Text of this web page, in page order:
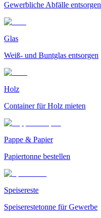
Gewerbliche Abfälle entsorgen
Glas
Weiß- und Buntglas entsorgen
Holz
Container für Holz mieten
Pappe & Papier
Papiertonne bestellen
Speisereste
Speiserestetonne für Gewerbe